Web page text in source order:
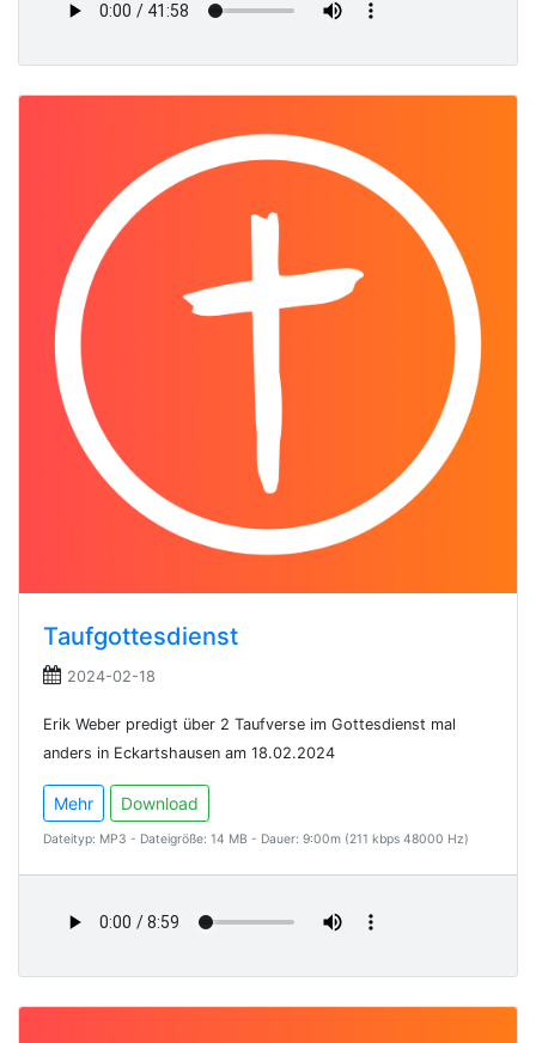
Taufgottesdienst
2024-02-18
Erik Weber predigt über 2 Taufverse im Gottesdienst mal
anders in Eckartshausen am 18.02.2024
Mehr Download
Dateityp: MP3 - Dateigröße: 14 MB - Dauer: 9:00m (211 kbps 48000 Hz)